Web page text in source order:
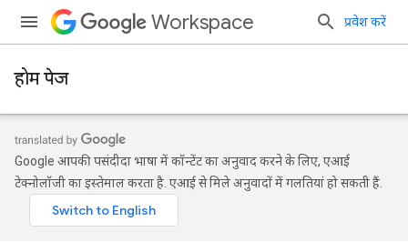
Workspace प्रवेश करें
होम पेज
Google आपकी पसंदीदा भाषा में कॉन्टेंट का अनुवाद करने के लिए, एआई
टेक्नोलॉजी का इस्तेमाल करता है. एआई से मिले अनुवादों में गलतियां हो सकती हैं.